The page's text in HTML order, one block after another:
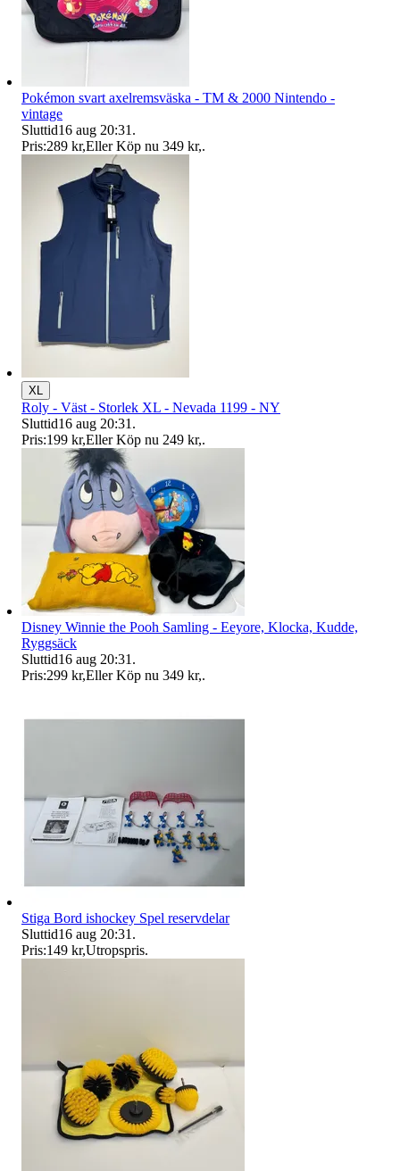
Pokémon svart axelremsväska - TM & 2000 Nintendo -
vintage
Sluttid16 aug 20:31 .
Pris:289 kr,Eller Köp nu 349 kr,.
XL
Roly - Väst - Storlek XL - Nevada 1199 - NY
Sluttid16 aug 20:31 .
Pris:199 kr,Eller Köp nu 249 kr,.
Disney Winnie the Pooh Samling - Eeyore, Klocka, Kudde,
Ryggsäck
Sluttid16 aug 20:31 .
Pris:299 kr,Eller Köp nu 349 kr,.
Stiga Bord ishockey Spel reservdelar
Sluttid16 aug 20:31 .
Pris:149 kr,Utropspris.